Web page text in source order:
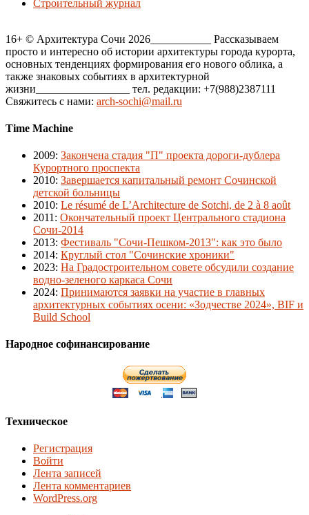
Строительный журнал
16+ © Архитектура Сочи 2026___________ Рассказываем
просто и интересно об истории архитектуры города курорта,
основных тенденциях формирования его нового облика, а
также знаковых событиях в архитектурной
жизни_________________ тел. редакции: +7(988)2387111
Свяжитесь с нами: arch-sochi@mail.ru
Time Machine
2009: Закончена стадия "П" проекта дороги-дублера
Курортного проспекта
2010: Завершается капитальный ремонт Сочинской
детской больницы
2010: Le résumé de L’Architecture de Sotchi, de 2 à 8 août
2011 : Окончательный проект Центрального стадиона
Сочи-2014
2013: Фестиваль "Сочи-Пешком-2013": как это было
2014: Круглый стол "Сочинские хроники"
2023: На Градостроительном совете обсудили создание
водно-зеленого каркаса Сочи
2024: Принимаются заявки на участие в главных
архитектурных событиях осени: «Зодчестве 2024», BIF и
Build School
Народное софинансирование
Техническое
Регистрация
Войти
Лента записей
Лента комментариев
WordPress.org